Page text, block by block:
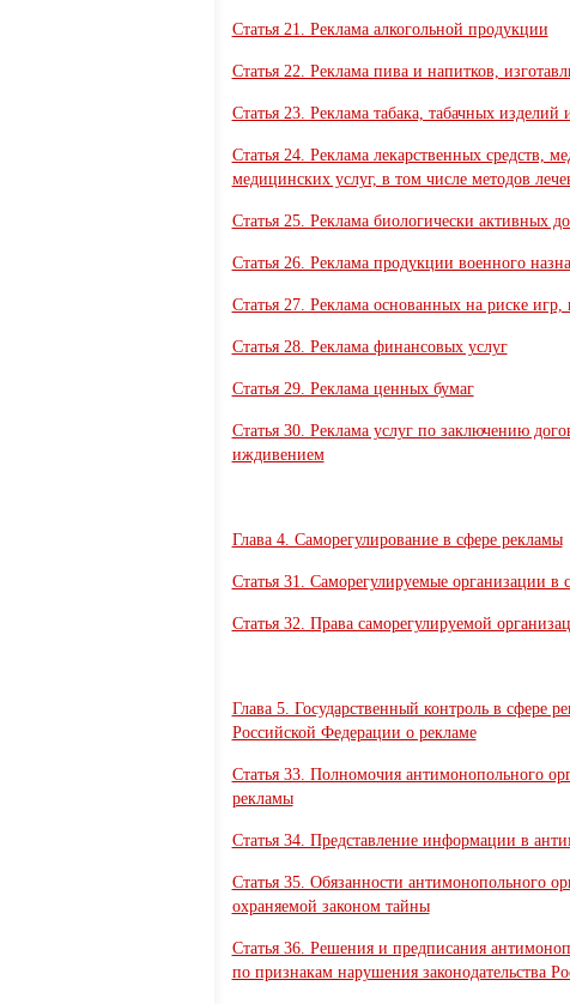
Статья 21. Реклама алкогольной продукции
Статья 22. Реклама пива и напитков,
Статья 23. Реклама табака, табачных
Статья 24. Реклама лекарственных средств,
медицинских услуг, в том числе методов
Статья 25. Реклама биологически активных
Статья 26. Реклама продукции военного
Статья 27. Реклама основанных на риске игр,
Статья 28. Реклама финансовых услуг
Статья 29. Реклама ценных бумаг
Статья 30. Реклама услуг по заключению
иждивением
Глава 4. Саморегулирование в сфере рекламы
Статья 31. Саморегулируемые организации в
Статья 32. Права саморегулируемой
Глава 5. Государственный контроль в сфере
Российской Федерации о рекламе
Статья 33. Полномочия антимонопольного
рекламы
Статья 34. Представление информации в
Статья 35. Обязанности антимонопольного
охраняемой законом тайны
Статья 36. Решения и предписания
по признакам нарушения законодательства